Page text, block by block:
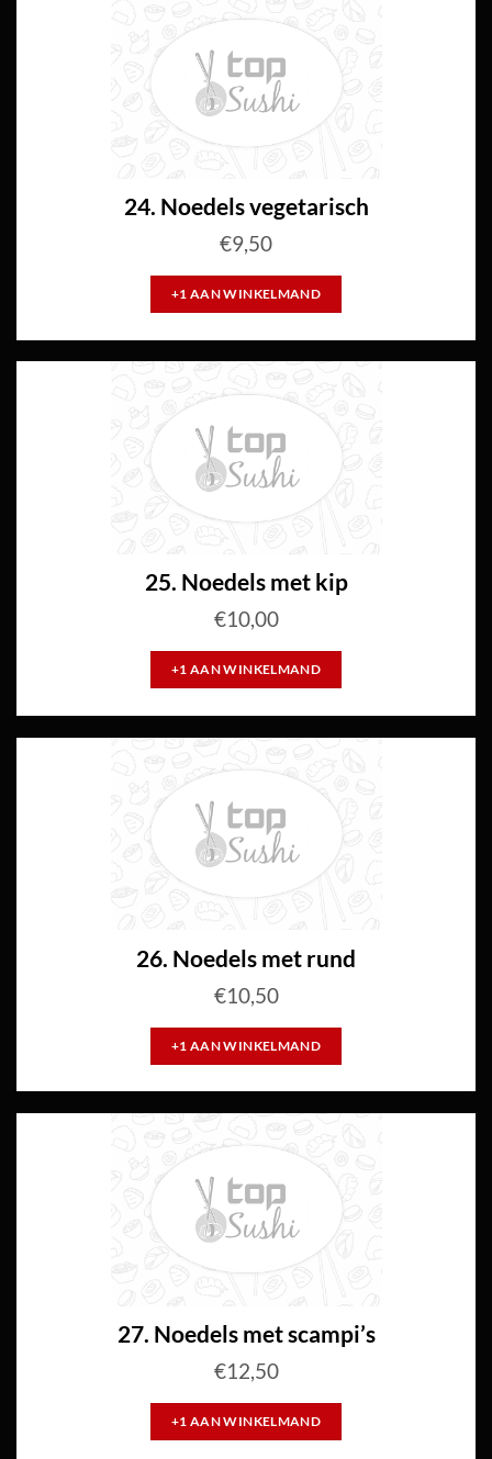
24. Noedels vegetarisch
€9,50
+1 AAN WINKELMAND
25. Noedels met kip
€10,00
+1 AAN WINKELMAND
26. Noedels met rund
€10,50
+1 AAN WINKELMAND
27. Noedels met scampi’s
€12,50
+1 AAN WINKELMAND